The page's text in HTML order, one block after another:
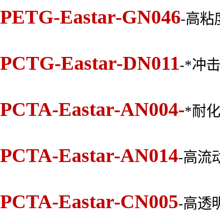
PETG-Eastar-GN046-高粘
PCTG-Eastar-DN011-*冲
PCTA-Eastar-AN004-*耐
PCTA-Eastar-AN014-高流
PCTA-Eastar-CN005-高透